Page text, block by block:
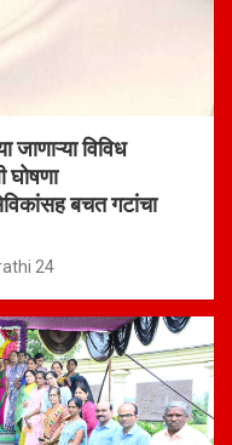
जाणाऱ्या विविध
घोषणा
बचत गटांचा
24